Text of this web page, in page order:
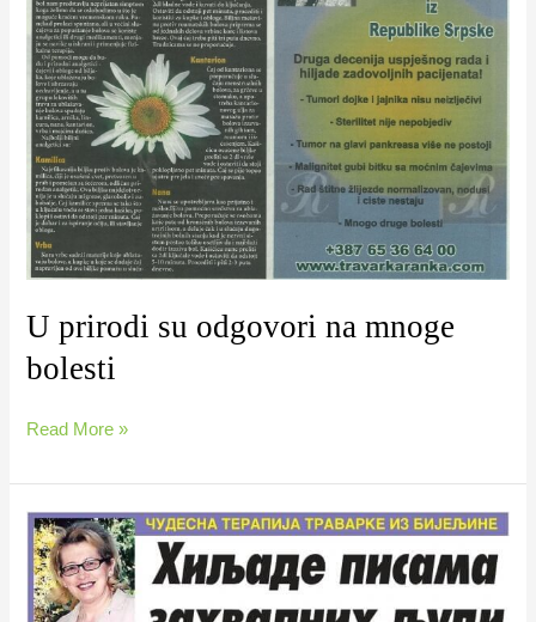
U prirodi su odgovori na mnoge
bolesti
Read More »
Ispovijest
Marijana
Končalovića
iz